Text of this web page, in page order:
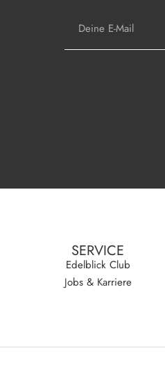
SERVICE
Edelblick Club
Jobs & Karriere